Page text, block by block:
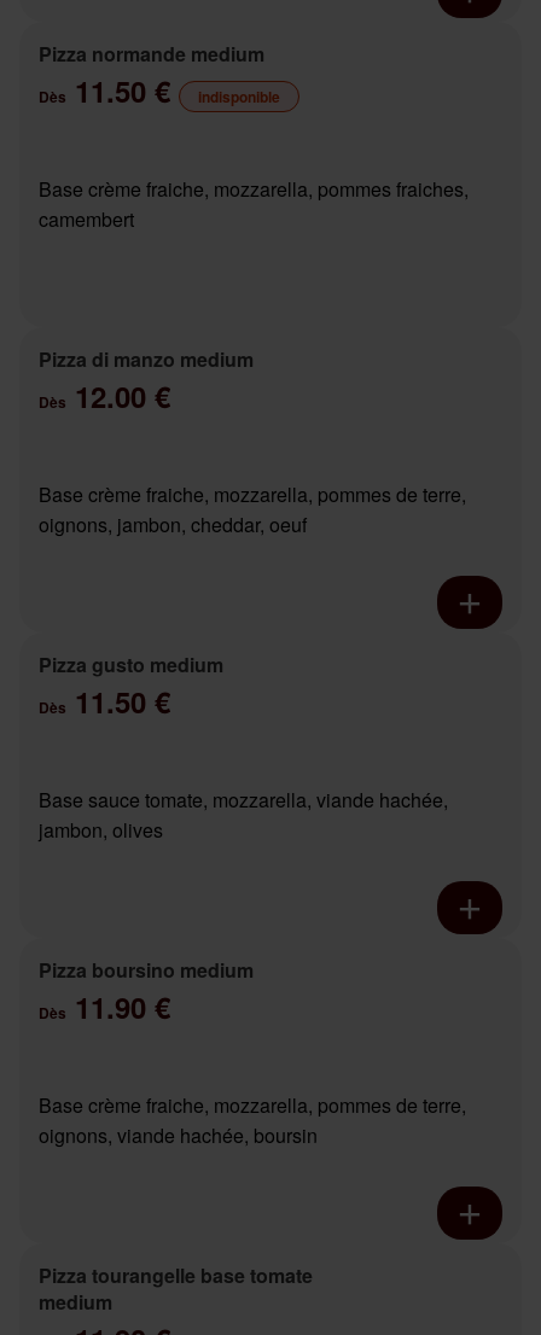
Pizza normande medium
Dès 11.50 € indisponible
Base crème fraiche, mozzarella, pommes fraiches,
camembert
Pizza di manzo medium
Dès 12.00 €
Base crème fraiche, mozzarella, pommes de terre,
oignons, jambon, cheddar, oeuf
Pizza gusto medium
Dès 11.50 €
Base sauce tomate, mozzarella, viande hachée,
jambon, olives
Pizza boursino medium
Dès 11.90 €
Base crème fraiche, mozzarella, pommes de terre,
oignons, viande hachée, boursin
Pizza tourangelle base tomate
medium